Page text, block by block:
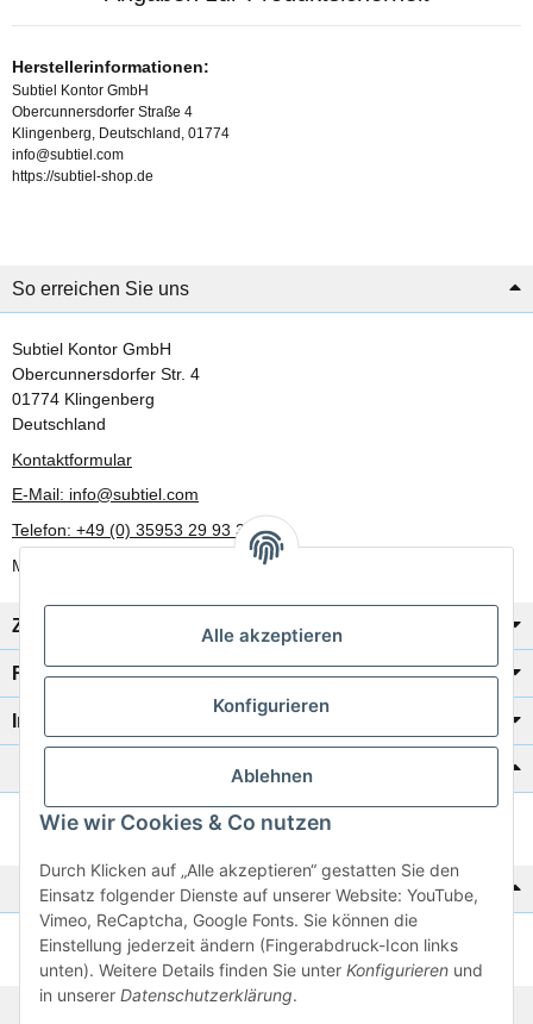
Alle akzeptieren
Konfigurieren
Ablehnen
Wie wir Cookies & Co nutzen
Durch Klicken auf „Alle akzeptieren“ gestatten Sie den
Einsatz folgender Dienste auf unserer Website: YouTube,
Vimeo, ReCaptcha, Google Fonts. Sie können die
Einstellung jederzeit ändern (Fingerabdruck-Icon links
unten). Weitere Details finden Sie unter Konfigurieren und
in unserer Datenschutzerklärung.
Herstellerinformationen:
Subtiel Kontor GmbH
Obercunnersdorfer Straße 4
Klingenberg, Deutschland, 01774
info@subtiel.com
https://subtiel-shop.de
So erreichen Sie uns
Subtiel Kontor GmbH
Obercunnersdorfer Str. 4
01774 Klingenberg
Deutschland
Kontaktformular
E-Mail: info@subtiel.com
Telefon: +49 (0) 35953 29 93 30
Mo-Fr: 8:00 Uhr - 17:00 Uhr
Zahlung/Versand
Rechtliches
Informationen
Katalog zur Hand?
Zur Schnellbestellung
Noch kein Katalog?
Preisliste anschauen
© 2026 subtiel-shop.de